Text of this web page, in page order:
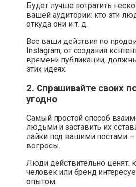
Будет лучше потратить
вашей аудитории: кто эти
откуда они и т. д.
Все ваши действия по
Instagram, от создания
времени публикации,
этих идеях.
2. Спрашивайте своих
угодно
Самый простой способ
людьми и заставить их
лайки под вашими постами –
вопросы.
Люди действительно ценят,
человек или бренд
опытом.